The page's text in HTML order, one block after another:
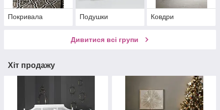
Покривала Подушки Ковдри
Дивитися всі групи
Хіт продажу